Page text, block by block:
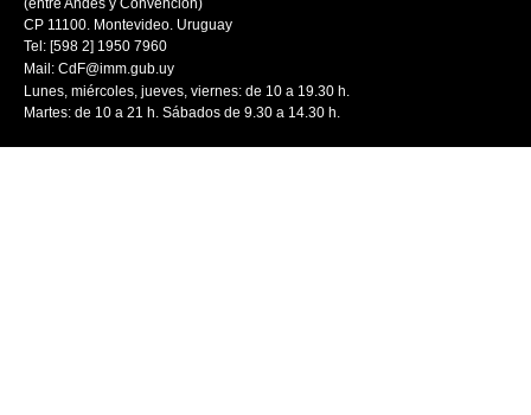
(entre Andes y Convención)
CP 11100. Montevideo. Uruguay
Tel: [598 2] 1950 7960
Mail: CdF@imm.gub.uy
Lunes, miércoles, jueves, viernes: de 10 a 19.30 h.
Martes: de 10 a 21 h. Sábados de 9.30 a 14.30 h.